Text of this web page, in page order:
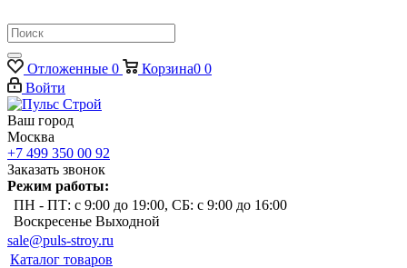
Отложенные 0 Корзина0 0
Войти
Ваш город
Москва
+7 499 350 00 92
Заказать звонок
Режим работы:
ПН - ПТ: с 9:00 до 19:00, СБ: с 9:00 до 16:00
Воскресенье Выходной
sale@puls-stroy.ru
Каталог товаров